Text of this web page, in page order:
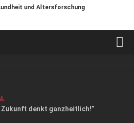
und Altersforschung
/ Ostsachsen
denkt ganzheitlich!”